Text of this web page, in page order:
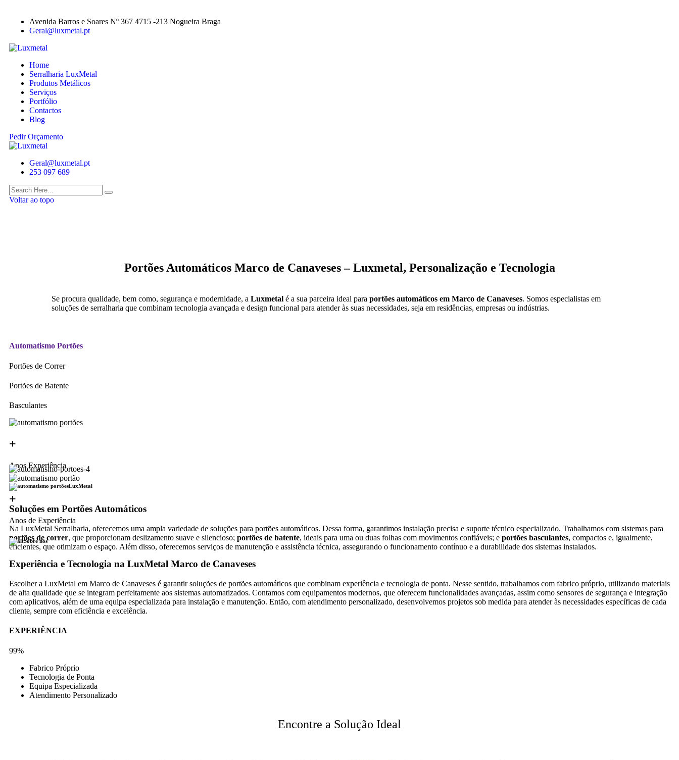
Avenida Barros e Soares Nº 367 4715 -213 Nogueira Braga
Geral@luxmetal.pt
Home
Serralharia LuxMetal
Produtos Metálicos
Serviços
Portfólio
Contactos
Blog
Pedir Orçamento
Geral@luxmetal.pt
253 097 689
Voltar ao topo
Portões Automáticos Marco de Canaveses – Luxmetal, Personalização e Tecnologia
Se procura qualidade, bem como, segurança e modernidade, a Luxmetal é a sua parceira ideal para portões automáticos em Marco de Canaveses. Somos especialistas em
soluções de serralharia que combinam tecnologia avançada e design funcional para atender às suas necessidades, seja em residências, empresas ou indústrias.
Automatismo Portões
Portões de Correr
Portões de Batente
Basculantes
+
Anos Experiência
LuxMetal
Soluções em Portões Automáticos
Na LuxMetal Serralharia, oferecemos uma ampla variedade de soluções para portões automáticos. Dessa forma, garantimos instalação precisa e suporte técnico especializado. Trabalhamos com sistemas para
portões de correr, que proporcionam deslizamento suave e silencioso; portões de batente, ideais para uma ou duas folhas com movimentos confiáveis; e portões basculantes, compactos e, igualmente,
eficientes, que otimizam o espaço. Além disso, oferecemos serviços de manutenção e assistência técnica, assegurando o funcionamento contínuo e a durabilidade dos sistemas instalados.
+
Anos de Experiência
Sobre nós
Experiência e Tecnologia na LuxMetal Marco de Canaveses
Escolher a LuxMetal em Marco de Canaveses é garantir soluções de portões automáticos que combinam experiência e tecnologia de ponta. Nesse sentido, trabalhamos com fabrico próprio, utilizando materiais
de alta qualidade que se integram perfeitamente aos sistemas automatizados. Contamos com equipamentos modernos, que oferecem funcionalidades avançadas, assim como sensores de segurança e integração
com aplicativos, além de uma equipa especializada para instalação e manutenção. Então, com atendimento personalizado, desenvolvemos projetos sob medida para atender às necessidades específicas de cada
cliente, sempre com eficiência e excelência.
EXPERIÊNCIA
99%
Fabrico Próprio
Tecnologia de Ponta
Equipa Especializada
Atendimento Personalizado
Encontre a Solução Ideal